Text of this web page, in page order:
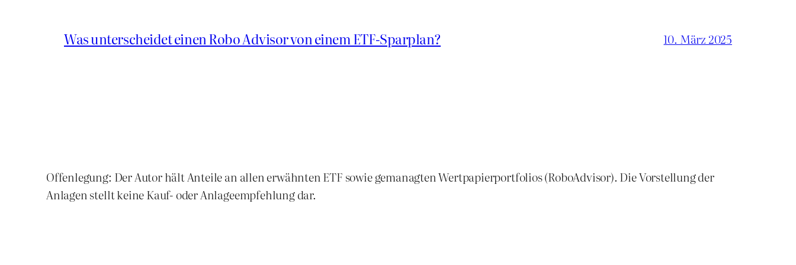
Was unterscheidet einen Robo Advisor von einem ETF-Sparplan? 10. März 2025
Offenlegung: Der Autor hält Anteile an allen erwähnten ETF sowie gemanagten Wertpapierportfolios (RoboAdvisor). Die Vorstellung der
Anlagen stellt keine Kauf- oder Anlageempfehlung dar.